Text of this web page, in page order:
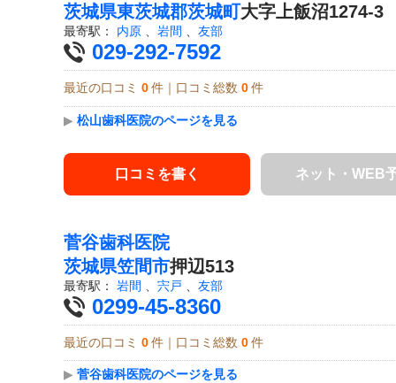
茨城県東茨城郡茨城町大字上飯沼1274-3
最寄駅： 内原 岩間 友部
029-292-7592
最近の口コミ 0 件｜口コミ総数 0 件
▶ 松山歯科医院のページを見る
口コミを書く ネット・WEB
菅谷歯科医院
茨城県笠間市押辺513
最寄駅： 岩間 宍戸 友部
0299-45-8360
最近の口コミ 0 件｜口コミ総数 0 件
▶ 菅谷歯科医院のページを見る